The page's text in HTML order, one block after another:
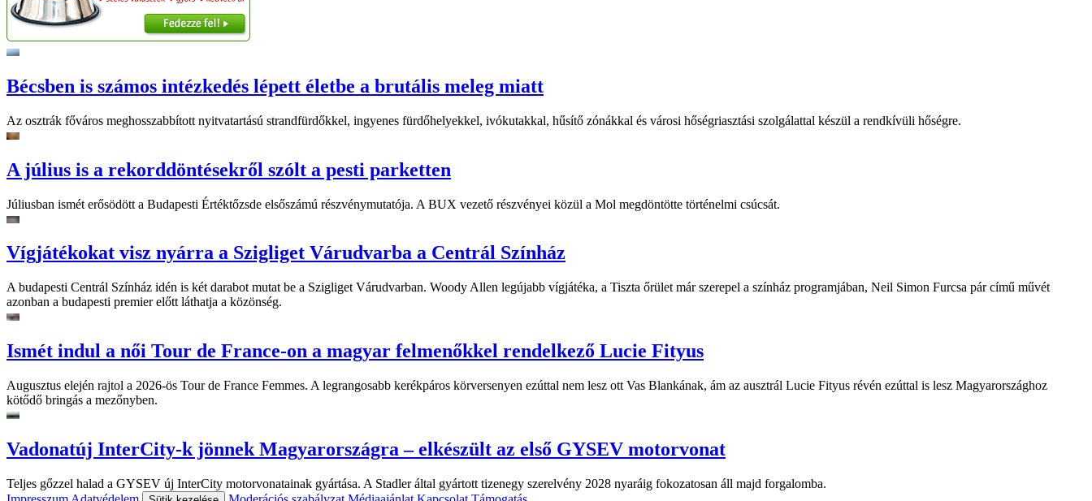
Bécsben is számos intézkedés lépett életbe a brutális meleg miatt
Az osztrák főváros meghosszabbított nyitvatartású strandfürdőkkel, ingyenes fürdőhelyekkel, ivókutakkal, hűsítő zónákkal és városi hőségriasztási szolgálattal készül a rendkívüli hőségre.
A július is a rekorddöntésekről szólt a pesti parketten
Júliusban ismét erősödött a Budapesti Értéktőzsde elsőszámú részvénymutatója. A BUX vezető részvényei közül a Mol megdöntötte történelmi csúcsát.
Vígjátékokat visz nyárra a Szigliget Várudvarba a Centrál Színház
A budapesti Centrál Színház idén is két darabot mutat be a Szigliget Várudvarban. Woody Allen legújabb vígjátéka, a Tiszta őrület már szerepel a színház programjában, Neil Simon Furcsa pár című művét
azonban a budapesti premier előtt láthatja a közönség.
Ismét indul a női Tour de France-on a magyar felmenőkkel rendelkező Lucie Fityus
Augusztus elején rajtol a 2026-ös Tour de France Femmes. A legrangosabb kerékpáros körversenyen ezúttal nem lesz ott Vas Blankának, ám az ausztrál Lucie Fityus révén ezúttal is lesz Magyarországhoz
kötődő bringás a mezőnyben.
Vadonatúj InterCity-k jönnek Magyarországra – elkészült az első GYSEV motorvonat
Teljes gőzzel halad a GYSEV új InterCity motorvonatainak gyártása. A Stadler által gyártott tizenegy szerelvény 2028 nyaráig fokozatosan áll majd forgalomba.